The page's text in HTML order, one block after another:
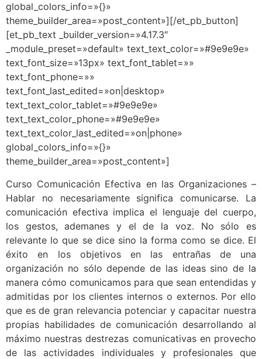
global_colors_info=»{}»
theme_builder_area=»post_content»][/et_pb_button]
[et_pb_text _builder_version=»4.17.3″
_module_preset=»default» text_text_color=»#9e9e9e»
text_font_size=»13px» text_font_tablet=»»
text_font_phone=»»
text_font_last_edited=»on|desktop»
text_text_color_tablet=»#9e9e9e»
text_text_color_phone=»#9e9e9e»
text_text_color_last_edited=»on|phone»
global_colors_info=»{}»
theme_builder_area=»post_content»]
Curso Comunicación Efectiva en las Organizaciones –
Hablar no necesariamente significa comunicarse. La
comunicación efectiva implica el lenguaje del cuerpo,
los gestos, ademanes y el de la voz. No sólo es
relevante lo que se dice sino la forma como se dice. El
éxito en los objetivos en las entrañas de una
organización no sólo depende de las ideas sino de la
manera cómo comunicamos para que sean entendidas y
admitidas por los clientes internos o externos. Por ello
que es de gran relevancia potenciar y capacitar nuestra
propias habilidades de comunicación desarrollando al
máximo nuestras destrezas comunicativas en provecho
de las actividades individuales y profesionales que